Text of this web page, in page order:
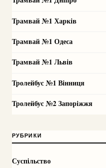
Трамвай №1 Харків
Трамвай №1 Одеса
Трамвай №1 Львів
Тролейбус №1 Вінниця
Тролейбус №2 Запоріжжя
РУБРИКИ
Суспільство